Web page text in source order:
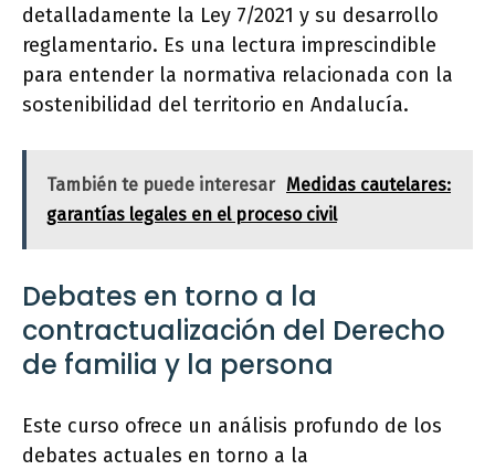
detalladamente la Ley 7/2021 y su desarrollo
reglamentario. Es una lectura imprescindible
para entender la normativa relacionada con la
sostenibilidad del territorio en Andalucía.
También te puede interesar Medidas cautelares:
garantías legales en el proceso civil
Debates en torno a la
contractualización del Derecho
de familia y la persona
Este curso ofrece un análisis profundo de los
debates actuales en torno a la